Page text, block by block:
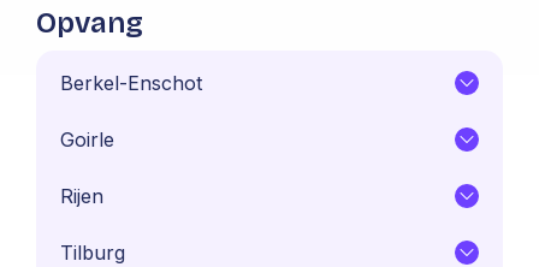
Opvang
Berkel-Enschot
Goirle
Rijen
Tilburg